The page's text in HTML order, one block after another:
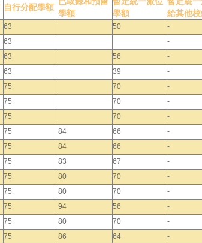
自行分配學額
學額
學額
給其他
63 50
-
63
-
63 56
-
63 39
-
75 70
-
75 70
-
75 70
-
75 84 66
-
75 84 66
-
75 83 67
-
75 80 70
-
75 80 70
-
75 94 56
-
75 80 70
-
75 86 64 -